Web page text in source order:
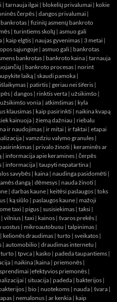
| tarnauja ilgai | blokelių privalumai | kokie
čerpės | dangos privalumai |
| fizinių asmenų bankroto
| turintiems skolų | asmuo gali
| kaip elgtis | naujas gyvenimas | 3 metai |
sąjungoje| asmuo gali | bankrotas
bankrotas| bankroto kaina | tarnauja
| bankroto procesas | norint
laiką | skaudi pamoka |
| patirtis | geriau nei šiferis |
| dangos | rinktis verta | užsikimšo |
užsikimšo vonia | atkimšimas | kyla
klausimas | kaip pasirinkti | naikina kvapą
kainuoja| žiemą dažniau | riebalu
ir naudojimas| ir mitai | ir faktai | etapai
| vamzdziu valymo granules |
| privalo žinoti | keraminės ar
| informacija apie keramines | čerpės
| informacija | taupyti nepatartina |
savybės | kaina | naudinga pasidomėti |
dangą| dėmesys | nauda žinoti |
| darbas kaune | keitėsi paslaugos | toks
| ką siūlo | paslaugos kaune | mažoji
taxi| pigus | susisiekimas | taksi |
| vilnius | taxi | kainos | švaros prekės |
uostus| mikroautobusu | talpinimas |
| kelionės draudimas | turto | sveikatos |
| automobilio | draudimas internetu |
turto | tpvca | kasko | padeda taupantiems |
| naikina |kaina | priemonės |
sprendimai |efektyvios priemonės |
| situacija | padeda | bakterijos |
| bio | nuotekoms | nauda | švara |
| nemalonus | ar kenkia | kaip